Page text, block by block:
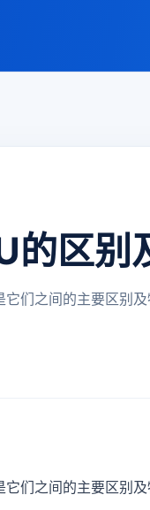
的区别
们之间的主要区别
们之间的主要区别及